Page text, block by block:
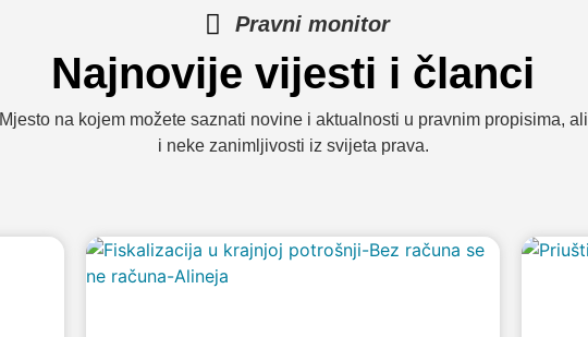
Pravni monitor
Najnovije vijesti i članci
Mjesto na kojem možete saznati novine i aktualnosti u pravnim propisima, ali
i neke zanimljivosti iz svijeta prava.